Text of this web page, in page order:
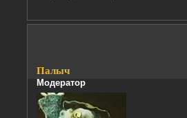
Палыч
Модератор